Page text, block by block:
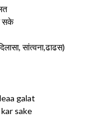
सके
सांत्वना,ढाढस)
galat
sake